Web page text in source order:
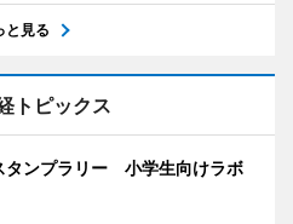
と見る
トピックス
タンプラリー 小学生向けラボ